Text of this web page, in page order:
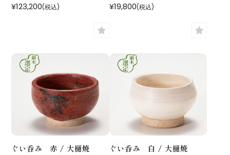
¥123,200(税込)
¥19,800(税込)
ぐい呑み 赤 / 大樋焼
ぐい呑み 白 / 大樋焼